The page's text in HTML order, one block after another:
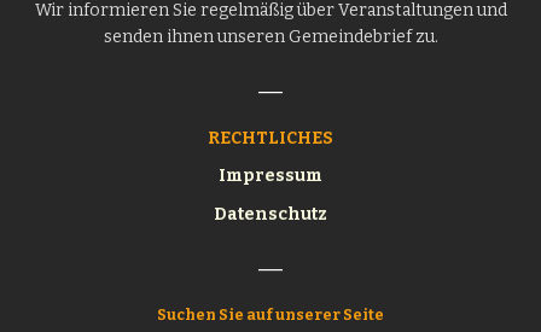
Wir informieren Sie regelmäßig über Veranstaltungen und
senden ihnen unseren Gemeindebrief zu.
RECHTLICHES
Impressum
Datenschutz
Suchen Sie auf unserer Seite